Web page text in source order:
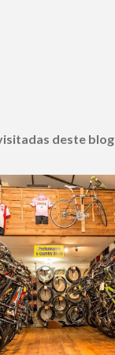
deste blog